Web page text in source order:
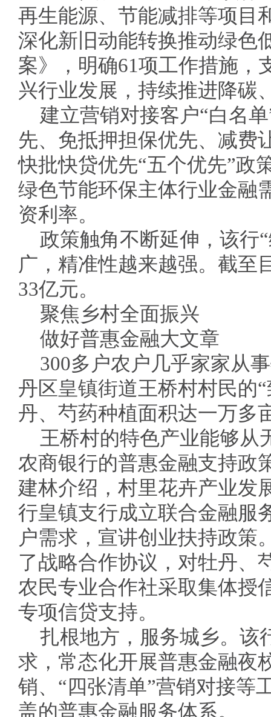
再生能源、节能减排等项目
深化新旧动能转换推动绿色
案》，明确61项工作措施，
兴行业发展，持续推进降碳
建立营销对接客户“白名
先、免抵押担保优先、减费
快批快贷优先“五个优先”政
绿色节能环保主体行业金融
资利率。
政策触角不断延伸，该行
广，精准性越来越强。截至
33亿元。
聚焦乡村全面振兴
做好普惠金融大文章
300多户农户几乎家家从
丹区皇镇街道王桥村村民的
丹、芍药种植面积达一万多
王桥村的特色产业能够从
农商银行的普惠金融支持政
建林介绍，村里花卉产业发
行皇镇支行成立联合金融服
户需求，宣讲创业扶持政策
了战略合作协议，对牡丹、
农民专业合作社采取集体授
专项信贷支持。
扎根地方，服务城乡。该
求，常态化开展普惠金融夜
销、“四张清单”营销对接等
盖的普惠金融服务体系。